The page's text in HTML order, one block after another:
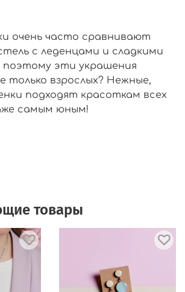
очень часто сравнивают
с леденцами и сладкими
эти украшения
только взрослых? Нежные,
подходят красоткам всех
самым юным!
товары